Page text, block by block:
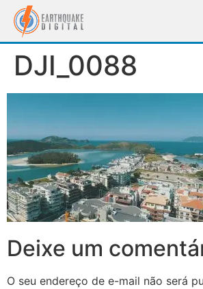
DJI_0088
Deixe um
O seu endereço de e-mail não será